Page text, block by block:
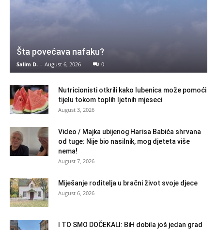
Šta povećava nafaku?
Salim D. - August 6, 2026 0
Nutricionisti otkrili kako lubenica može pomoći
tijelu tokom toplih ljetnih mjeseci
August 3, 2026
Video / Majka ubijenog Harisa Babića shrvana
od tuge: Nije bio nasilnik, mog djeteta više
nema!
August 7, 2026
Miješanje roditelja u bračni život svoje djece
August 6, 2026
I TO SMO DOČEKALI: BiH dobila još jedan grad